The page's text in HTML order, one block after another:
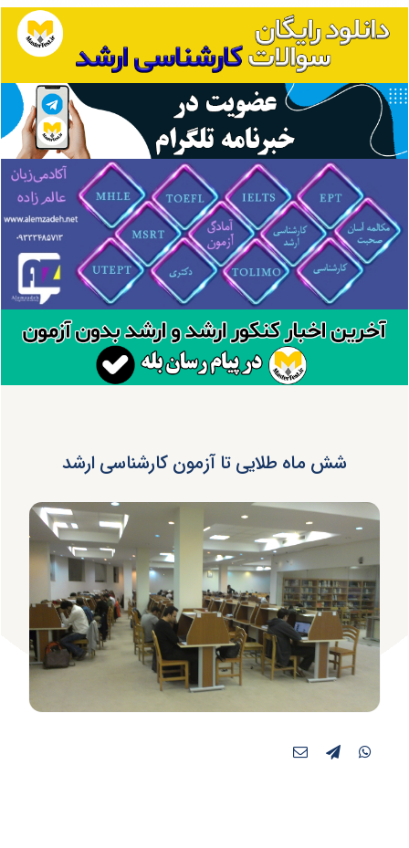
شش ماه طلایی تا آزمون کارشناسی ارشد